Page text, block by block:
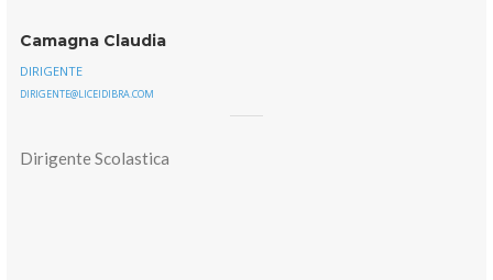
Camagna Claudia
DIRIGENTE
DIRIGENTE@LICEIDIBRA.COM
Dirigente Scolastica